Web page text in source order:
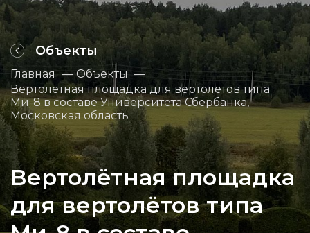
Объекты
Главная
Объекты
Вертолётная площадка для вертолётов типа
Ми-8 в составе Университета Сбербанка,
Московская область
Вертолётная площадка
для вертолётов типа